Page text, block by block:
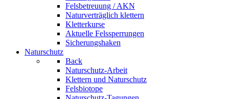
Felsbetreuung / AKN
Naturverträglich klettern
Kletterkurse
Aktuelle Felssperrungen
Sicherungshaken
Naturschutz
Back
Naturschutz-Arbeit
Klettern und Naturschutz
Felsbiotope